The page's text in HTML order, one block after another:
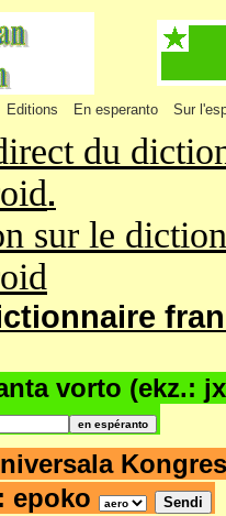
Editions En esperanto Sur
du
.
sur le
vorto (ekz.:
epoko